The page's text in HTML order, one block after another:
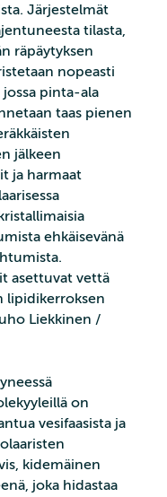
Järjestelmät
tilasta,
räpäytyksen
nopeasti
pinta-ala
taas pienen
jälkeen
ja harmaat
ehkäisevänä
asettuvat vettä
lipidikerroksen
Liekkinen /
on
vesifaasista ja
kidemäinen
joka hidastaa